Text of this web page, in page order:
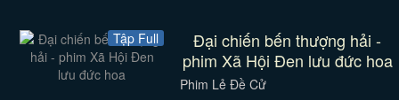
Tập Full
Đại chiến bến thượng hải -
phim Xã Hội Đen lưu đức hoa
Phim Lẻ Đề Cử